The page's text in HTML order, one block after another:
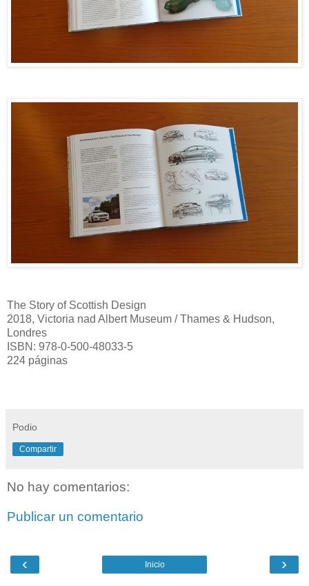
The Story of Scottish Design
2018, Victoria nad Albert Museum / Thames & Hudson,
Londres
ISBN: 978-0-500-48033-5
224 páginas
Podio
Compartir
No hay comentarios:
Publicar un comentario
‹ ›
Inicio